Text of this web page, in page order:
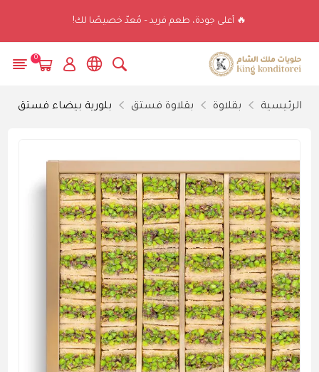
🔥 أعلى جودة، طعم فريد – مُعدّ خصيصًا لك!
0
الرئيسية بقلاوة بقلاوة فستق بلورية بيضاء فستق